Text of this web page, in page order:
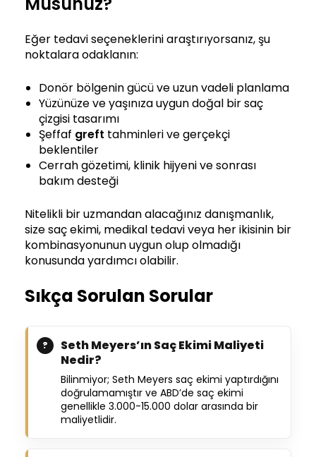
Eğer tedavi seçeneklerini araştırıyorsanız, şu
noktalara odaklanın:
Donör bölgenin gücü ve uzun vadeli planlama
Yüzünüze ve yaşınıza uygun doğal bir saç
çizgisi tasarımı
Şeffaf greft tahminleri ve gerçekçi
beklentiler
Cerrah gözetimi, klinik hijyeni ve sonrası
bakım desteği
Nitelikli bir uzmandan alacağınız danışmanlık,
size saç ekimi, medikal tedavi veya her ikisinin bir
kombinasyonunun uygun olup olmadığı
konusunda yardımcı olabilir.
Sıkça Sorulan Sorular
Seth Meyers’ın Saç Ekimi Maliyeti
Nedir?
Bilinmiyor; Seth Meyers saç ekimi yaptırdığını
doğrulamamıştır ve ABD’de saç ekimi
genellikle 3.000-15.000 dolar arasında bir
maliyetlidir.